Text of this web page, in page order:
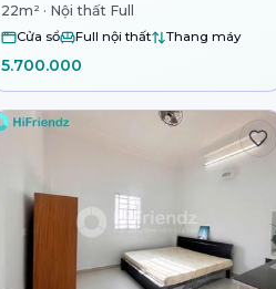
22m² · Nội thất Full
Cửa sổ Full nội thất Thang máy
5.700.000